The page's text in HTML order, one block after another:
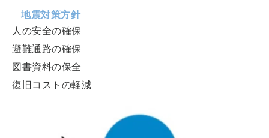
地震対策方針
人の安全の確保
避難通路の確保
図書資料の保全
復旧コストの軽減